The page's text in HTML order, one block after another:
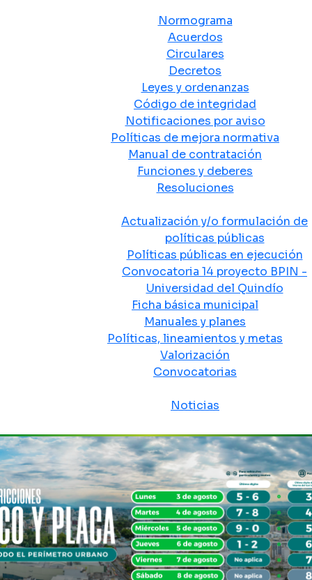
Normograma
Acuerdos
Circulares
Decretos
Leyes y ordenanzas
Código de integridad
Notificaciones por aviso
Políticas de mejora normativa
Manual de contratación
Funciones y deberes
Resoluciones
Actualización y/o formulación de
políticas públicas
Políticas públicas en ejecución
Convocatoria 14 proyecto BPIN -
Universidad del Quindío
Ficha básica municipal
Manuales y planes
Políticas, lineamientos y metas
Valorización
Convocatorias
Noticias